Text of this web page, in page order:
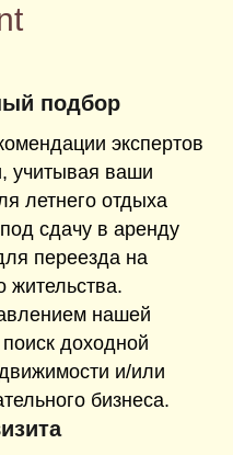
подбор
экспертов
учитывая ваши
летнего отдыха
сдачу в аренду
переезда на
жительства.
нашей
доходной
и/или
бизнеса.